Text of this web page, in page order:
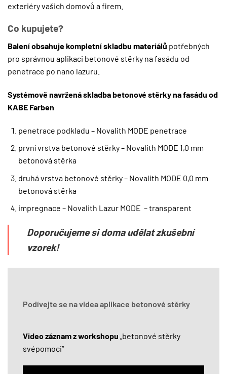
exteriéry vašich domovů a firem.
Co kupujete?
Balení obsahuje kompletní skladbu materiálů potřebných
pro správnou aplikaci betonové stěrky na fasádu od
penetrace po nano lazuru.
Systémově navržená skladba betonové stěrky na fasádu od
KABE Farben
penetrace podkladu – Novalith MODE penetrace
první vrstva betonové stěrky – Novalith MODE 1,0 mm
betonová stěrka
druhá vrstva betonové stěrky – Novalith MODE 0,0 mm
betonová stěrka
impregnace – Novalith Lazur MODE – transparent
Doporučujeme si doma udělat zkušební
vzorek!
Podívejte se na videa aplikace betonové stěrky
Video záznam z workshopu „betonové stěrky
svépomoci“